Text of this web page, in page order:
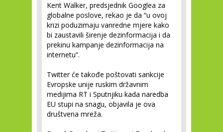
Kent Walker, predsjednik Googlea za
globalne poslove, rekao je da “u ovoj
krizi poduzimaju vanredne mjere kako
bi zaustavili širenje dezinformacija i da
prekinu kampanje dezinformacija na
internetu”.
Twitter će takođe poštovati sankcije
Evropske unije ruskim državnim
medijima RT i Sputnjiku kada naredba
EU stupi na snagu, objavila je ova
društvena mreža.